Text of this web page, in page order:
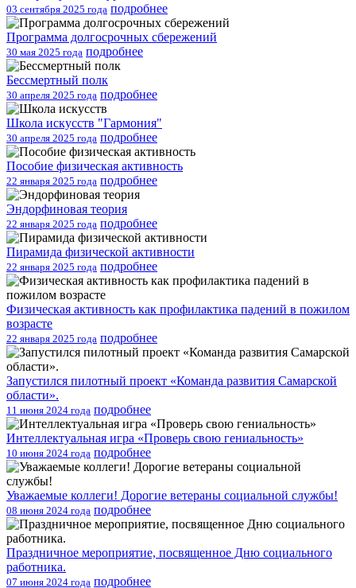
03 сентября 2025 года подробнее
Программа долгосрочных сбережений
30 мая 2025 года подробнее
Бессмертный полк
30 апреля 2025 года подробнее
Школа искусств "Гармония"
30 апреля 2025 года подробнее
Пособие физическая активность
22 января 2025 года подробнее
Эндорфиновая теория
22 января 2025 года подробнее
Пирамида физической активности
22 января 2025 года подробнее
Физическая активность как профилактика падений в пожилом
возрасте
22 января 2025 года подробнее
Запустился пилотный проект «Команда развития Самарской
области».
11 июня 2024 года подробнее
Интеллектуальная игра «Проверь свою гениальность»
10 июня 2024 года подробнее
Уважаемые коллеги! Дорогие ветераны социальной службы!
08 июня 2024 года подробнее
Праздничное мероприятие, посвященное Дню социального
работника.
07 июня 2024 года подробнее